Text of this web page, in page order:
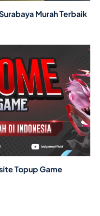
Murah Terbaik
Topup Game